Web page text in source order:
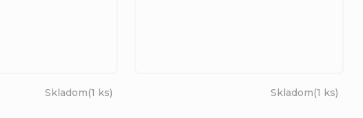
Skladom(1 ks) Skladom(1 ks)